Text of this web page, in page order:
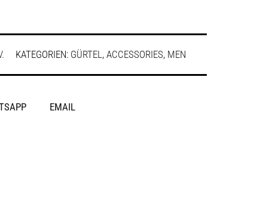
KATEGORIEN: GÜRTEL , ACCESSORIES, MEN
EMAIL